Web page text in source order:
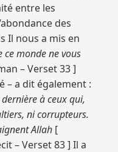
entre les
des
Il nous a mis en
ce monde ne vous
– Verset 33 ]
– a dit également :
à ceux qui,
ni corrupteurs.
Allah [
– Verset 83 ] Il a